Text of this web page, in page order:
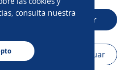
Avisos Favoritos
empleo
Abrir
Continuar
consulta nuestra